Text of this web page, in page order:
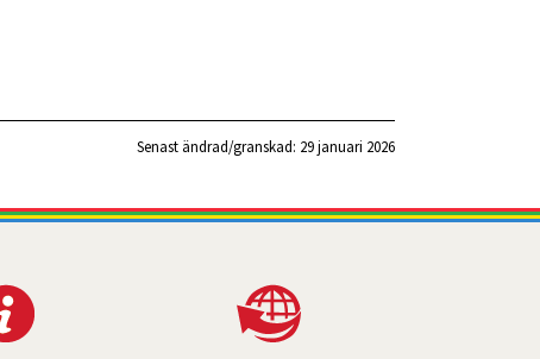
Senast ändrad/granskad: 29 januari 2026